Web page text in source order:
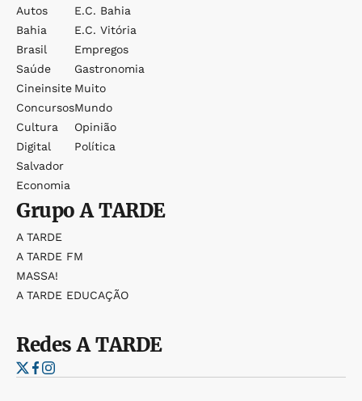
Autos
Bahia
Brasil
Saúde
Cineinsite
Concursos
Cultura
Digital
Salvador
Economia
E.c. Bahia
E.c. Vitória
Empregos
Gastronomia
Muito
Mundo
Opinião
Política
GrupoA TARDE
A TARDE
A TARDE FM
MASSA!
A TARDE EDUCAÇÃO
RedesA TARDE